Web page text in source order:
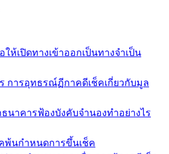
ห้เปิดทางเข้าออกเป็นทางจำเป็น
การอุทธรณ์ฏีกาคดีเช็คเกี่ยวกับมูล
าคารฟ้องบังคับจำนองทำอย่างไร
คพ้นกำหนดการขึ้นเช็ค